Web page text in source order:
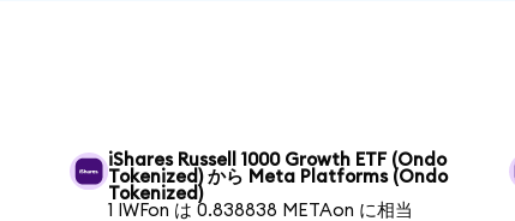
iShares Russell 1000 Growth ETF (Ondo
Tokenized) から Meta Platforms (Ondo
Tokenized)
1 IWFon は 0.838838 METAon に相当